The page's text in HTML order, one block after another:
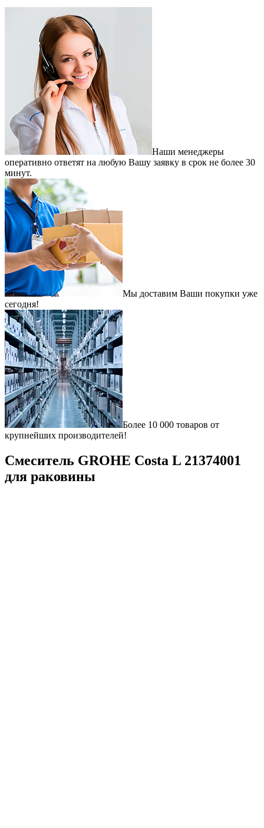
Наши менеджеры
оперативно ответят на любую Вашу заявку в срок не более 30
минут.
Мы доставим Ваши покупки уже
сегодня!
Более 10 000 товаров от
крупнейших производителей!
Смеситель GROHE Costa L 21374001
для раковины